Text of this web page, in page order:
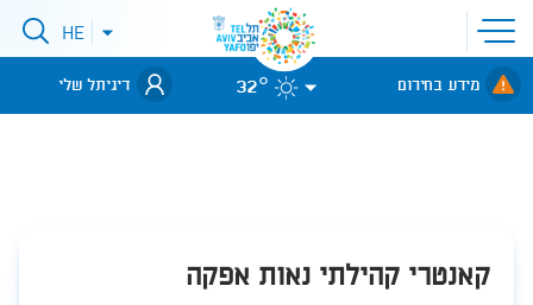
סגירת
תפריט
אתר
לאתר עיריית
תל-אביב
פתיחתHE
מידע בחירום 32° דיגיתל שלי
קאנטרי קהילתי נאות אפקה